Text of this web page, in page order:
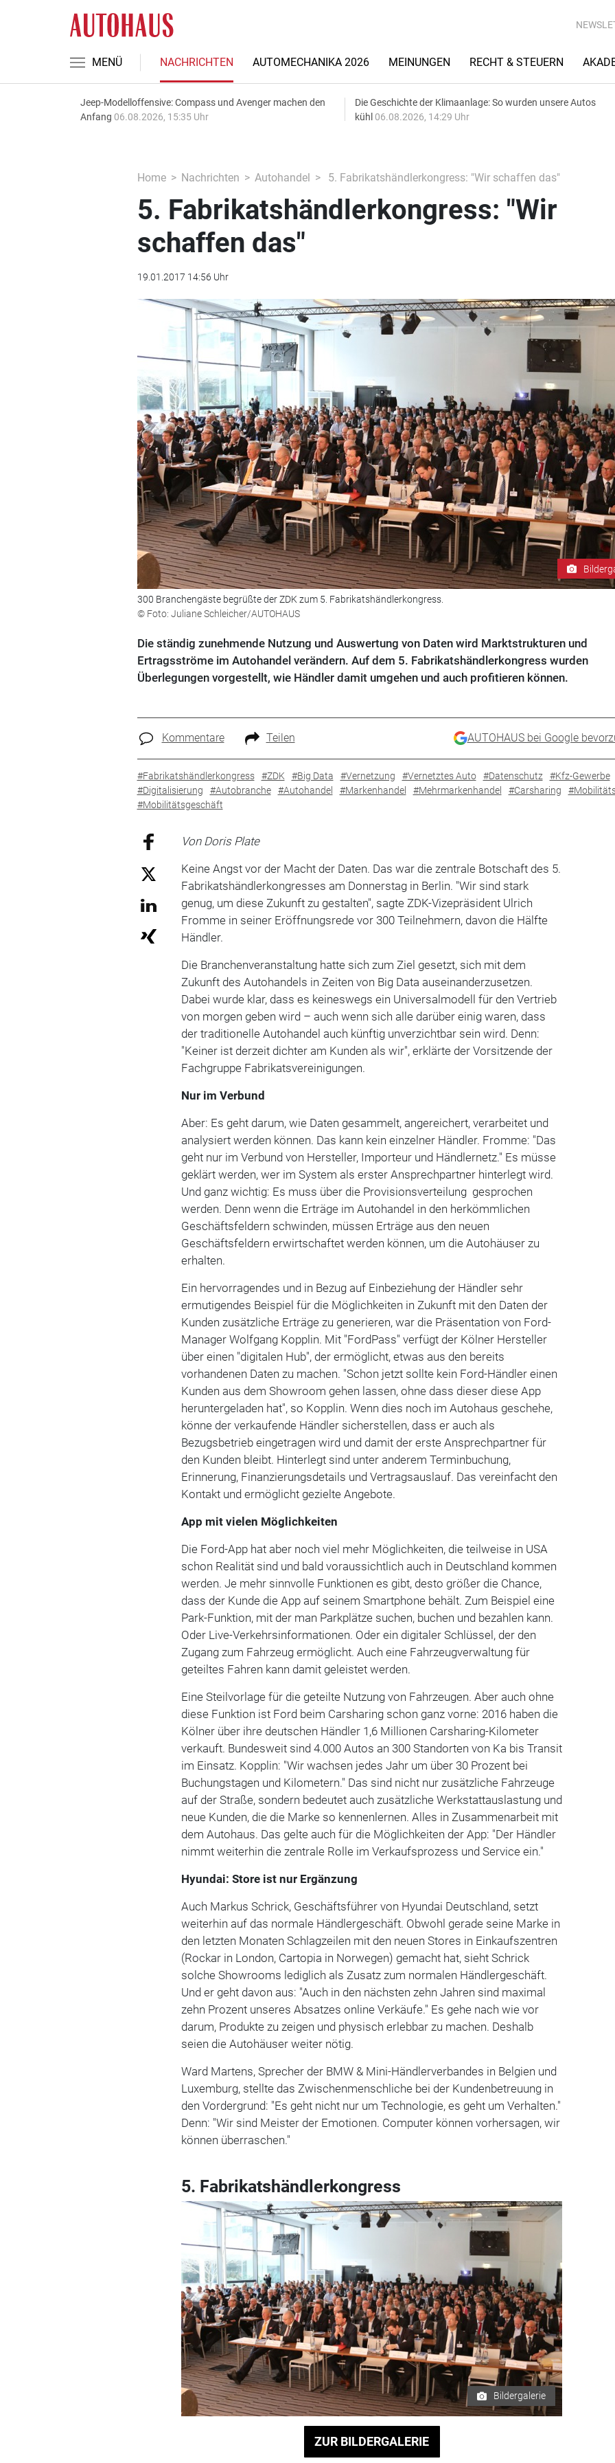
MENÜ NACHRICHTEN AUTOMECHANIKA 2026 MEINUNGEN RECHT & STEUERN
Jeep-Modelloffensive: Compass und Avenger machen den
Anfang 06.08.2026, 15:35 Uhr
Die Geschichte der Klimaanlage: So wurden unsere Autos
kühl 06.08.2026, 14:29 Uhr
Home Nachrichten Autohandel 5. Fabrikatshändlerkongress: "Wir schaffen das"
5. Fabrikatshändlerkongress: "Wir
schaffen das"
19.01.2017 14:56 Uhr
300 Branchengäste begrüßte der ZDK zum 5. Fabrikatshändlerkongress.
© Foto: Juliane Schleicher/AUTOHAUS
Die ständig zunehmende Nutzung und Auswertung von Daten wird Marktstrukturen und
Ertragsströme im Autohandel verändern. Auf dem 5. Fabrikatshändlerkongress wurden
Überlegungen vorgestellt, wie Händler damit umgehen und auch profitieren können.
Kommentare Teilen AUTOHAUS bei Google
#Fabrikatshändlerkongress #ZDK #Big Data #Vernetzung #Vernetztes Auto #Datenschutz
#Kfz-Gewerbe
#Digitalisierung
#Autobranche #Autohandel #Markenhandel #Mehrmarkenhandel #Carsharing
#Mobilitätsgeschäft
Von Doris Plate
Keine Angst vor der Macht der Daten. Das war die zentrale Botschaft des 5.
Fabrikatshändlerkongresses am Donnerstag in Berlin. "Wir sind stark
genug, um diese Zukunft zu gestalten", sagte ZDK-Vizepräsident Ulrich
Fromme in seiner Eröffnungsrede vor 300 Teilnehmern, davon die Hälfte
Händler.
Die Branchenveranstaltung hatte sich zum Ziel gesetzt, sich mit dem
Zukunft des Autohandels in Zeiten von Big Data auseinanderzusetzen.
Dabei wurde klar, dass es keineswegs ein Universalmodell für den Vertrieb
von morgen geben wird – auch wenn sich alle darüber einig waren, dass
der traditionelle Autohandel auch künftig unverzichtbar sein wird. Denn:
"Keiner ist derzeit dichter am Kunden als wir", erklärte der Vorsitzende der
Fachgruppe Fabrikatsvereinigungen.
Nur im Verbund
Aber: Es geht darum, wie Daten gesammelt, angereichert, verarbeitet und
analysiert werden können. Das kann kein einzelner Händler. Fromme: "Das
geht nur im Verbund von Hersteller, Importeur und Händlernetz." Es müsse
geklärt werden, wer im System als erster Ansprechpartner hinterlegt wird.
Und ganz wichtig: Es muss über die Provisionsverteilung gesprochen
werden. Denn wenn die Erträge im Autohandel in den herkömmlichen
Geschäftsfeldern schwinden, müssen Erträge aus den neuen
Geschäftsfeldern erwirtschaftet werden können, um die Autohäuser zu
erhalten.
Ein hervorragendes und in Bezug auf Einbeziehung der Händler sehr
ermutigendes Beispiel für die Möglichkeiten in Zukunft mit den Daten der
Kunden zusätzliche Erträge zu generieren, war die Präsentation von Ford-
Manager Wolfgang Kopplin. Mit "FordPass" verfügt der Kölner Hersteller
über einen "digitalen Hub", der ermöglicht, etwas aus den bereits
vorhandenen Daten zu machen. "Schon jetzt sollte kein Ford-Händler einen
Kunden aus dem Showroom gehen lassen, ohne dass dieser diese App
heruntergeladen hat", so Kopplin. Wenn dies noch im Autohaus geschehe,
könne der verkaufende Händler sicherstellen, dass er auch als
Bezugsbetrieb eingetragen wird und damit der erste Ansprechpartner für
den Kunden bleibt. Hinterlegt sind unter anderem Terminbuchung,
Erinnerung, Finanzierungsdetails und Vertragsauslauf. Das vereinfacht den
Kontakt und ermöglicht gezielte Angebote.
App mit vielen Möglichkeiten
Die Ford-App hat aber noch viel mehr Möglichkeiten, die teilweise in USA
schon Realität sind und bald voraussichtlich auch in Deutschland kommen
werden. Je mehr sinnvolle Funktionen es gibt, desto größer die Chance,
dass der Kunde die App auf seinem Smartphone behält. Zum Beispiel eine
Park-Funktion, mit der man Parkplätze suchen, buchen und bezahlen kann.
Oder Live-Verkehrsinformationen. Oder ein digitaler Schlüssel, der den
Zugang zum Fahrzeug ermöglicht. Auch eine Fahrzeugverwaltung für
geteiltes Fahren kann damit geleistet werden.
Eine Steilvorlage für die geteilte Nutzung von Fahrzeugen. Aber auch ohne
diese Funktion ist Ford beim Carsharing schon ganz vorne: 2016 haben die
Kölner über ihre deutschen Händler 1,6 Millionen Carsharing-Kilometer
verkauft. Bundesweit sind 4.000 Autos an 300 Standorten von Ka bis Transit
im Einsatz. Kopplin: "Wir wachsen jedes Jahr um über 30 Prozent bei
Buchungstagen und Kilometern." Das sind nicht nur zusätzliche Fahrzeuge
auf der Straße, sondern bedeutet auch zusätzliche Werkstattauslastung und
neue Kunden, die die Marke so kennenlernen. Alles in Zusammenarbeit mit
dem Autohaus. Das gelte auch für die Möglichkeiten der App: "Der Händler
nimmt weiterhin die zentrale Rolle im Verkaufsprozess und Service ein."
Hyundai: Store ist nur Ergänzung
Auch Markus Schrick, Geschäftsführer von Hyundai Deutschland, setzt
weiterhin auf das normale Händlergeschäft. Obwohl gerade seine Marke in
den letzten Monaten Schlagzeilen mit den neuen Stores in Einkaufszentren
(Rockar in London, Cartopia in Norwegen) gemacht hat, sieht Schrick
solche Showrooms lediglich als Zusatz zum normalen Händlergeschäft.
Und er geht davon aus: "Auch in den nächsten zehn Jahren sind maximal
zehn Prozent unseres Absatzes online Verkäufe." Es gehe nach wie vor
darum, Produkte zu zeigen und physisch erlebbar zu machen. Deshalb
seien die Autohäuser weiter nötig.
Ward Martens, Sprecher der BMW & Mini-Händlerverbandes in Belgien und
Luxemburg, stellte das Zwischenmenschliche bei der Kundenbetreuung in
den Vordergrund: "Es geht nicht nur um Technologie, es geht um Verhalten."
Denn: "Wir sind Meister der Emotionen. Computer können vorhersagen, wir
können überraschen."
5. Fabrikatshändlerkongress
Bildergalerie
ZUR BILDERGALERIE